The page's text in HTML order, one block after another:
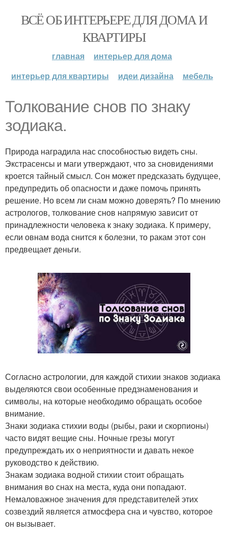
ВСЁ ОБ ИНТЕРЬЕРЕ ДЛЯ ДОМА И
КВАРТИРЫ
главная
интерьер для дома
интерьер для квартиры
идеи дизайна мебель
Толкование снов по знаку
зодиака.
Природа наградила нас способностью видеть сны.
Экстрасенсы и маги утверждают, что за сновидениями
кроется тайный смысл. Сон может предсказать будущее,
предупредить об опасности и даже помочь принять
решение. Но всем ли снам можно доверять? По мнению
астрологов, толкование снов напрямую зависит от
принадлежности человека к знаку зодиака. К примеру,
если овнам вода снится к болезни, то ракам этот сон
предвещает деньги.
Согласно астрологии, для каждой стихии знаков зодиака
выделяются свои особенные предзнаменования и
символы, на которые необходимо обращать особое
внимание.
Знаки зодиака стихии воды (рыбы, раки и скорпионы)
часто видят вещие сны. Ночные грезы могут
предупреждать их о неприятности и давать некое
руководство к действию.
Знакам зодиака водной стихии стоит обращать
внимания во снах на места, куда они попадают.
Немаловажное значения для представителей этих
созвездий является атмосфера сна и чувство, которое
он вызывает.